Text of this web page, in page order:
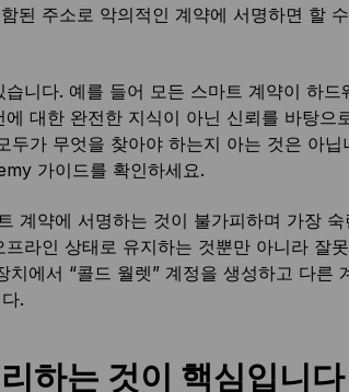
된 주소로 악의적인 계약에 서명하면 할
니다. 예를 들어 모든 스마트 계약이 하드
대한 완전한 지식이 아닌 신뢰를 바탕으
가 무엇을 찾아야 하는지 아는 것은 아닙
가이드를 확인하세요.
계약에 서명하는 것이 불가피하며 가장
라인 상태로 유지하는 것뿐만 아니라 잘
에서 “콜드 월렛” 계정을 생성하고 다른
.
하는 것이 핵심입니다